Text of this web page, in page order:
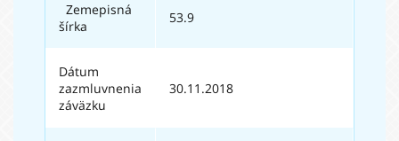
Zemepisná
šírka
53.9
Dátum
zazmluvnenia
záväzku
30.11.2018